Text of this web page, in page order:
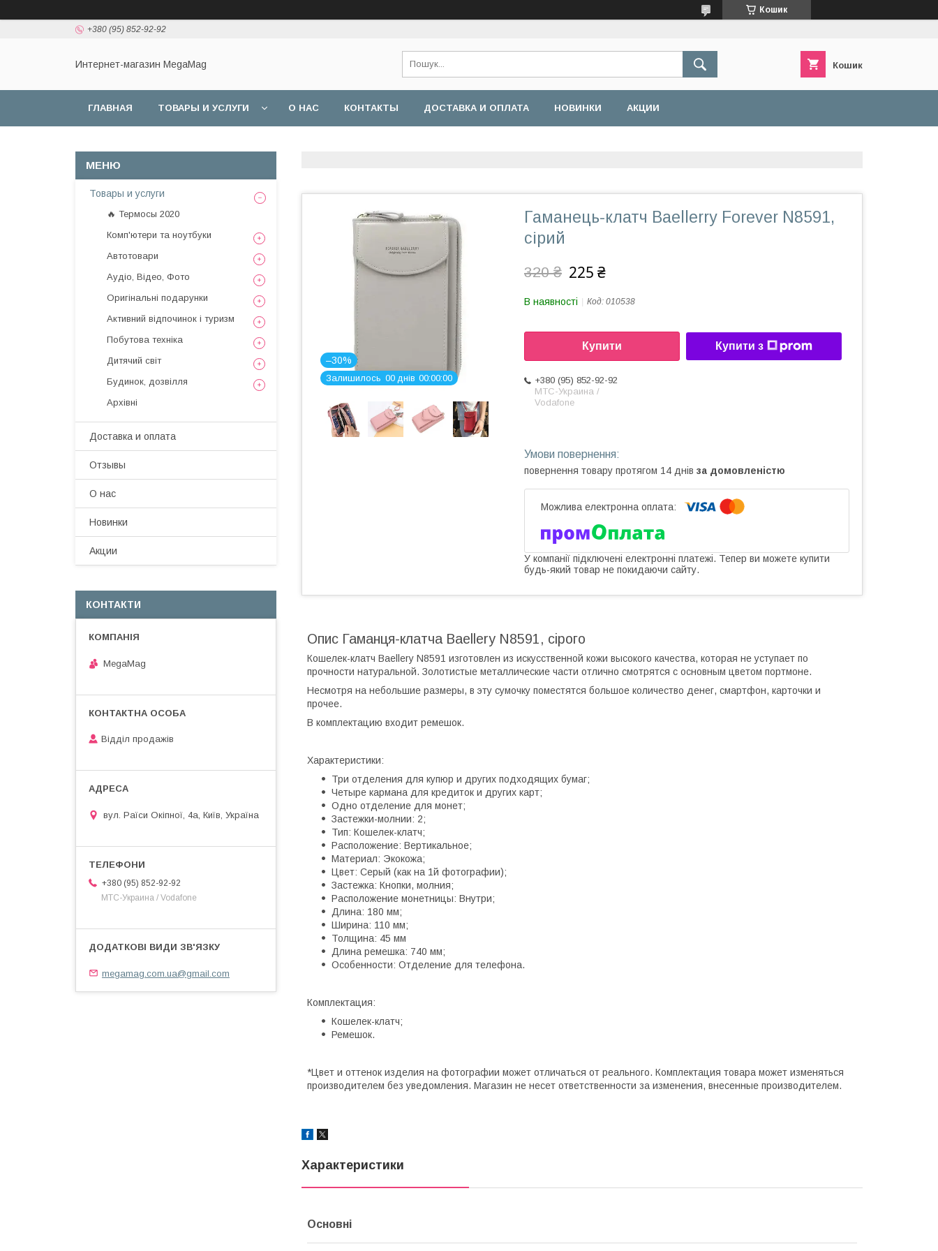
Кошик
+380 (95) 852-92-92
Интернет-магазин MegaMag Кошик
ГЛАВНАЯ ТОВАРЫ И УСЛУГИ О НАС КОНТАКТЫ ДОСТАВКА И ОПЛАТА НОВИНКИ АКЦИИ
–30%
Залишилось 00 днів 00 00 00
Гаманець-клатч Baellerry Forever N8591,
сірий
320 ₴ 225 ₴
В наявності Код: 010538
Купити Купити з
+380 (95) 852-92-92
МТС-Украина /
Vodafone
повернення товару протягом 14 днів за домовленістю
У компанії підключені електронні платежі. Тепер ви можете купити
будь-який товар не покидаючи сайту.
Опис Гаманця-клатча Baellery N8591, сірого
Кошелек-клатч Baellery N8591 изготовлен из искусственной кожи высокого качества, которая не уступает по
прочности натуральной. Золотистые металлические части отлично смотрятся с основным цветом портмоне.
Несмотря на небольшие размеры, в эту сумочку поместятся большое количество денег, смартфон, карточки и
прочее.
В комплектацию входит ремешок.
Характеристики:
Три отделения для купюр и других подходящих бумаг;
Четыре кармана для кредиток и других карт;
Одно отделение для монет;
Застежки-молнии: 2;
Тип: Кошелек-клатч;
Расположение: Вертикальное;
Материал: Экокожа;
Цвет: Серый (как на 1й фотографии);
Застежка: Кнопки, молния;
Расположение монетницы: Внутри;
Длина: 180 мм;
Ширина: 110 мм;
Толщина: 45 мм
Длина ремешка: 740 мм;
Особенности: Отделение для телефона.
Комплектация:
Кошелек-клатч;
Ремешок.
*Цвет и оттенок изделия на фотографии может отличаться от реального. Комплектация товара может изменяться
производителем без уведомления. Магазин не несет ответственности за изменения, внесенные производителем.
Характеристики
Основні
Товары и услуги
🔥 Термосы 2020
Комп'ютери та ноутбуки
Автотовари
Аудіо, Відео, Фото
Оригінальні подарунки
Активний відпочинок і туризм
Побутова техніка
Дитячий світ
Будинок, дозвілля
Архівні
Доставка и оплата
Отзывы
О нас
Новинки
Акции
КОНТАКТИ
MegaMag
Відділ продажів
вул. Раїси Окіпної, 4а, Київ, Україна
+380 (95) 852-92-92
МТС-Украина / Vodafone
megamag.com.ua@gmail.com